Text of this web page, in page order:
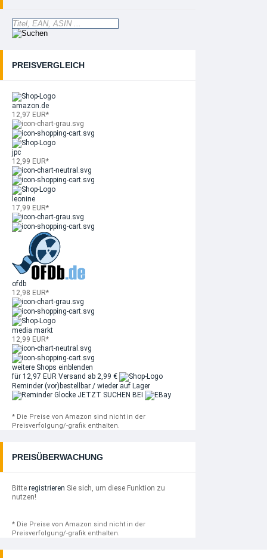
PREISVERGLEICH
amazon.de
12,97 EUR*
jpc
12,99 EUR*
leonine
17,99 EUR*
ofdb
12,98 EUR*
media markt
12,99 EUR*
weitere Shops einblenden
für 12,97 EUR Versand ab 2,99 €
Reminder (vor)bestellbar / wieder auf Lager
JETZT SUCHEN BEI
* Die Preise von Amazon sind nicht in der
Preisverfolgung/-grafik enthalten.
PREISÜBERWACHUNG
Bitte registrieren Sie sich, um diese Funktion zu
nutzen!
* Die Preise von Amazon sind nicht in der
Preisverfolgung/-grafik enthalten.